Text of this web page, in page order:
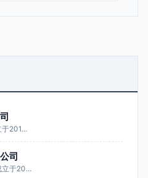
于201…
司
立于20…